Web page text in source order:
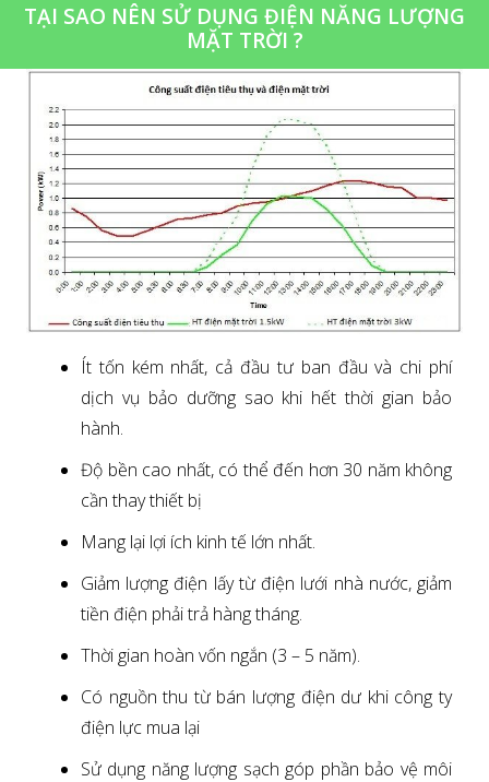
TẠI SAO NÊN SỬ DỤNG ĐIỆN NĂNG LƯỢNG
MẶT TRỜI ?
Ít tốn kém nhất, cả đầu tư ban đầu và chi phí
dịch vụ bảo dưỡng sao khi hết thời gian bảo
hành.
Độ bền cao nhất, có thể đến hơn 30 năm không
cần thay thiết bị
Mang lại lợi ích kinh tế lớn nhất.
Giảm lượng điện lấy từ điện lưới nhà nước, giảm
tiền điện phải trả hàng tháng.
Thời gian hoàn vốn ngắn (3 – 5 năm).
Có nguồn thu từ bán lượng điện dư khi công ty
điện lực mua lại
Sử dụng năng lượng sạch góp phần bảo vệ môi